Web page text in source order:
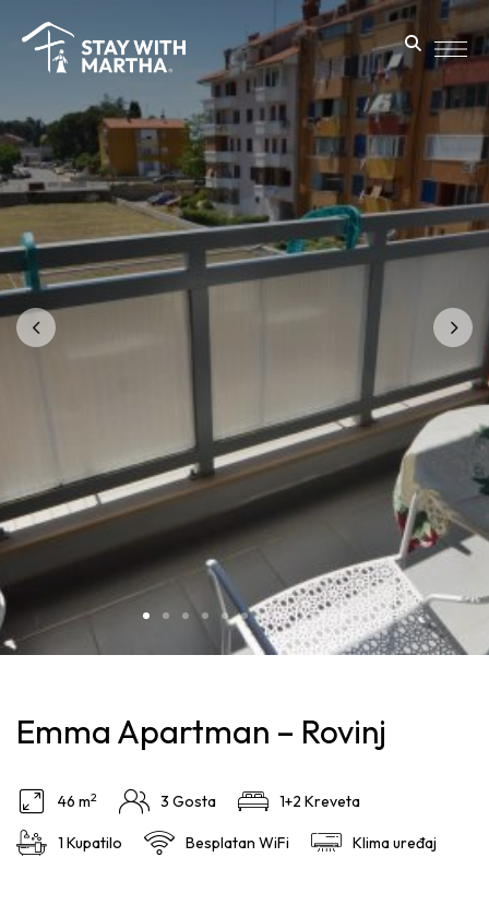
Emma Apartman – Rovinj
46 m2 3 Gosta 1+2 Kreveta
1 Kupatilo Besplatan WiFi Klima uređaj